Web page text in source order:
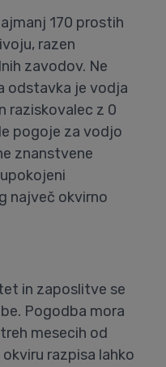
170 prostih
razen
zavodov. Ne
odstavka je vodja
raziskovalec z 0
pogoje za vodjo
znanstvene
največ okvirno
in zaposlitve se
Pogodba mora
mesecih od
razpisa lahko